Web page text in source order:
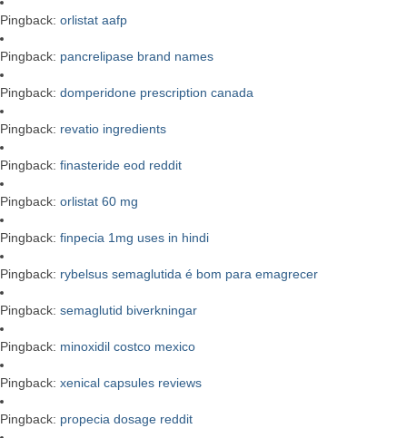
Pingback: orlistat aafp
Pingback: pancrelipase brand names
Pingback: domperidone prescription canada
Pingback: revatio ingredients
Pingback: finasteride eod reddit
Pingback: orlistat 60 mg
Pingback: finpecia 1mg uses in hindi
Pingback: rybelsus semaglutida é bom para emagrecer
Pingback: semaglutid biverkningar
Pingback: minoxidil costco mexico
Pingback: xenical capsules reviews
Pingback: propecia dosage reddit